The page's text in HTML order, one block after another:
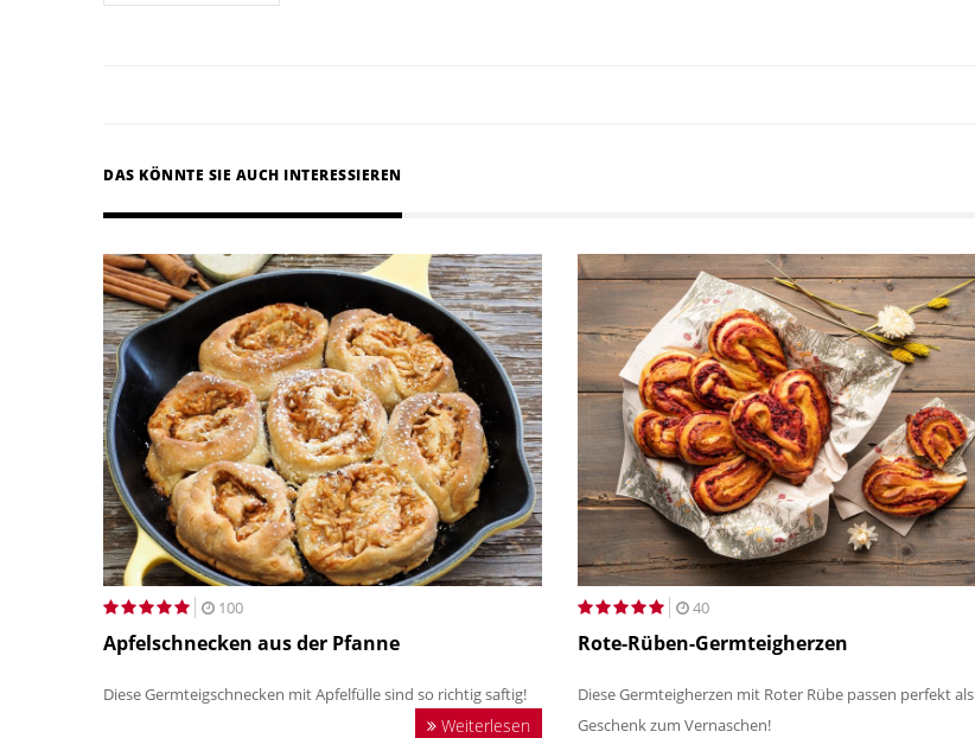
DAS KÖNNTE SIE AUCH INTERESSIEREN
100
Apfelschnecken aus der Pfanne
Diese Germteigschnecken mit Apfelfülle sind so richtig saftig!
Weiterlesen
40
Rote-Rüben-Germteigherzen
Diese Germteigherzen mit Roter Rübe passen perfekt als
Geschenk zum Vernaschen!